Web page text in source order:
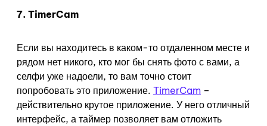
7. TimerCam
Если вы находитесь в каком-то отдаленном месте и
рядом нет никого, кто мог бы снять фото с вами, а
селфи уже надоели, то вам точно стоит
попробовать это приложение. TimerCam –
действительно крутое приложение. У него отличный
интерфейс, а таймер позволяет вам отложить